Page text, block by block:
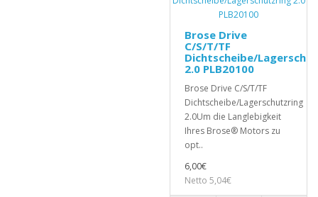
Brose Drive
C/S/T/TF
Dichtscheibe/
2.0 PLB20100
Brose Drive C/S/T/TF
Dichtscheibe/Lagerschutzring
2.0Um die Langlebigkeit
Ihres Brose® Motors zu
opt..
6,00€
Netto 5,04€